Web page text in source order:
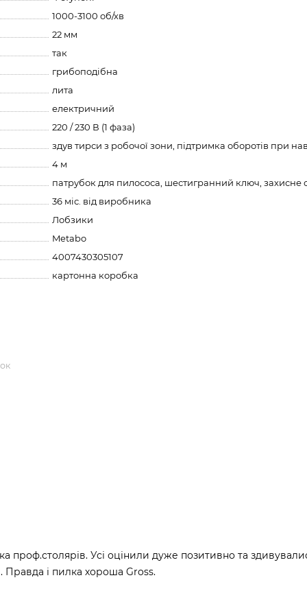
1000-3100 об/хв
22 мм
так
грибоподібна
лита
електричний
220 / 230 В (1 фаза)
здув тирси з робочої зони, підтримка оборотів при
4 м
патрубок для пилососа, шестигранний ключ, захисне
36 міс. від виробника
Лобзики
Metabo
4007430305107
картонна коробка
проф.столярів. Усі оцінили дуже позитивно та
Правда і пилка хороша Gross.